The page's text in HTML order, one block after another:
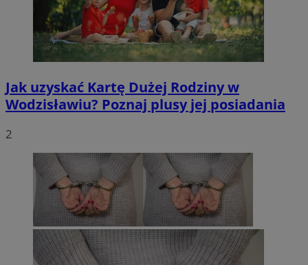
Jak uzyskać Kartę Dużej Rodziny w
Wodzisławiu? Poznaj plusy jej posiadania
2